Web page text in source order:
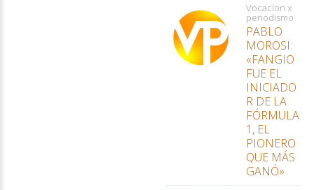
Vocacion x
periodismo
PABLO
MOROSI:
«FANGIO
FUE EL
INICIADO
R DE LA
FÓRMULA
1, EL
PIONERO
QUE MÁS
GANÓ»